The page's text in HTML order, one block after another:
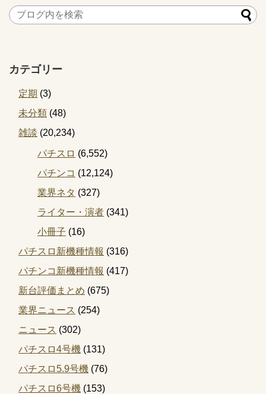
カテゴリー
定期 (3)
未分類 (48)
雑談 (20,234)
パチスロ (6,552)
パチンコ (12,124)
業界ネタ (327)
ライター・演者 (341)
小冊子 (16)
パチスロ新機種情報 (316)
パチンコ新機種情報 (417)
新台評価まとめ (675)
業界ニュース (254)
ニュース (302)
パチスロ4号機 (131)
パチスロ5.9号機 (76)
パチスロ6号機 (153)